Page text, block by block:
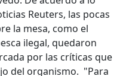
Reuters, las pocas
la mesa, como el
ilegal, quedaron
por las críticas que
del organismo. "Para